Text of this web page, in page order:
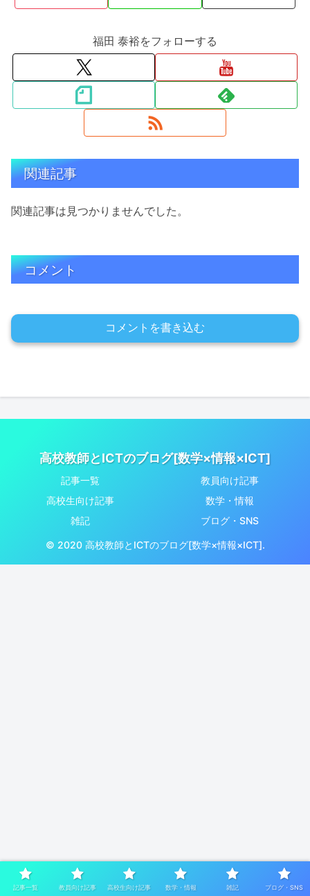
福田 泰裕をフォローする
関連記事
関連記事は見つかりませんでした。
コメント
コメントを書き込む
高校教師とICTのブログ[数学×情報×ICT]
記事一覧
教員向け記事
高校生向け記事
数学・情報
雑記
ブログ・SNS
© 2020 高校教師とICTのブログ[数学×情報×ICT].
記事一覧 教員向け記事 高校生向け記事 数学・情報 雑記 ブログ・SNS